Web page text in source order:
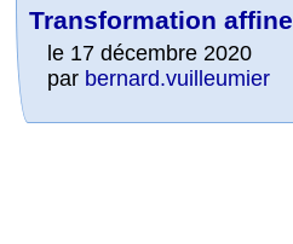
Transformation affine
le 17 décembre 2020
par bernard.vuilleumier